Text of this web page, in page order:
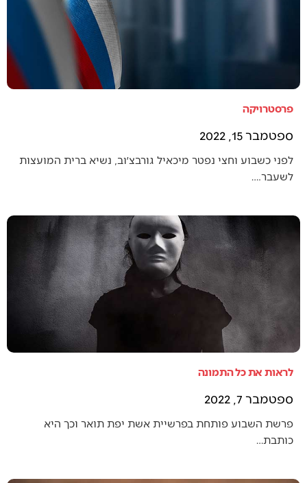
פרסטרויקה
ספטמבר 15, 2022
לפני כשבוע וחצי נפטר מיכאיל גורבצ׳וב, נשיא ברית המועצות
לשעבר.…
לראות את כל התמונה
ספטמבר 7, 2022
פרשת השבוע פותחת בפרשיית אשת יפת תואר וכך היא
כותבת…